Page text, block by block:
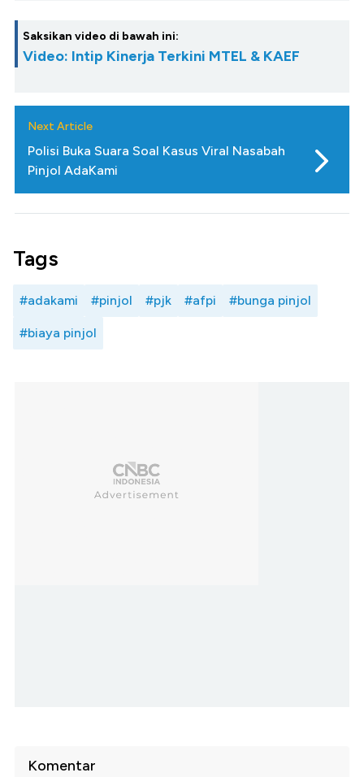
Saksikan video di bawah ini:
Video: Intip Kinerja Terkini MTEL & KAEF
Next Article
Polisi Buka Suara Soal Kasus Viral Nasabah
Pinjol AdaKami
Tags
#adakami #pinjol #pjk #afpi #bunga pinjol
#biaya pinjol
Komentar